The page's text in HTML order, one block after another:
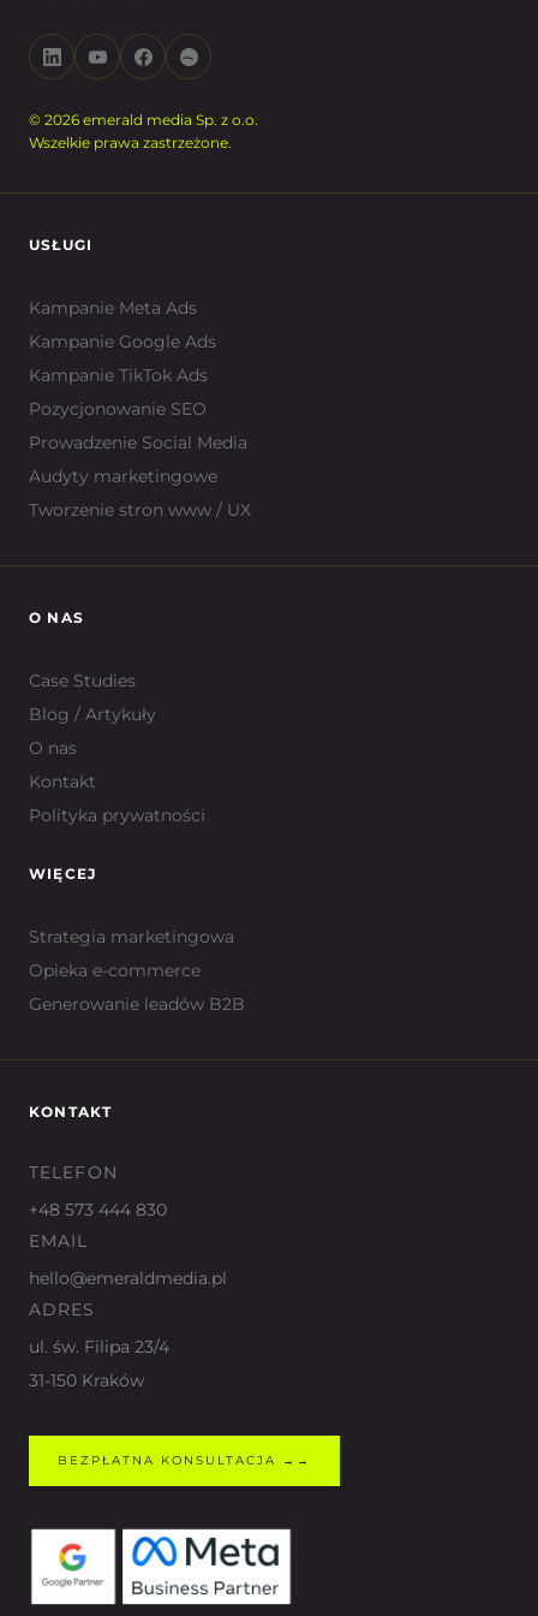
© 2026 emerald media Sp. z o.o.
Wszelkie prawa zastrzeżone.
USŁUGI
Kampanie Meta Ads
Kampanie Google Ads
Kampanie TikTok Ads
Pozycjonowanie SEO
Prowadzenie Social Media
Audyty marketingowe
Tworzenie stron www / UX
O NAS
Case Studies
Blog / Artykuły
O nas
Kontakt
Polityka prywatności
WIĘCEJ
Strategia marketingowa
Opieka e-commerce
Generowanie leadów B2B
KONTAKT
TELEFON
+48 573 444 830
EMAIL
hello@emeraldmedia.pl
ADRES
ul. św. Filipa 23/4
31-150 Kraków
BEZPŁATNA KONSULTACJA →